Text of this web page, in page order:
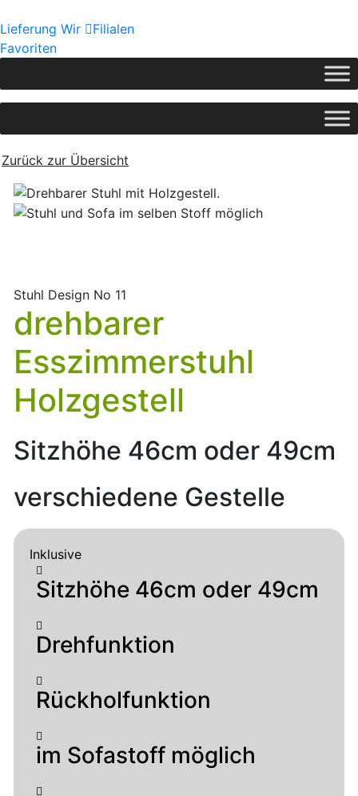
Lieferung Wir
Filialen
Favoriten
Zurück zur Übersicht
Stuhl Design No 11
drehbarer
Esszimmerstuhl
Holzgestell
Sitzhöhe 46cm oder 49cm
verschiedene Gestelle
Inklusive
Sitzhöhe 46cm oder 49cm
Drehfunktion
Rückholfunktion
im Sofastoff möglich